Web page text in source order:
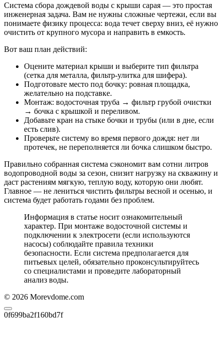
Система сбора дождевой воды с крыши сарая — это простая
инженерная задача. Вам не нужны сложные чертежи, если вы
понимаете физику процесса: вода течет сверху вниз, её нужно
очистить от крупного мусора и направить в емкость.
Вот ваш план действий:
Оцените материал крыши и выберите тип фильтра
(сетка для металла, фильтр-улитка для шифера).
Подготовьте место под бочку: ровная площадка,
желательно на подставке.
Монтаж: водосточная труба → фильтр грубой очистки
→ бочка с крышкой и переливом.
Добавьте кран на стыке бочки и трубы (или в дне, если
есть слив).
Проверьте систему во время первого дождя: нет ли
протечек, не переполняется ли бочка слишком быстро.
Правильно собранная система сэкономит вам сотни литров
водопроводной воды за сезон, снизит нагрузку на скважину и
даст растениям мягкую, теплую воду, которую они любят.
Главное — не лениться чистить фильтры весной и осенью, и
система будет работать годами без проблем.
Информация в статье носит ознакомительный
характер. При монтаже водосточной системы и
подключении к электросети (если используются
насосы) соблюдайте правила техники
безопасности. Если система предполагается для
питьевых целей, обязательно проконсультируйтесь
со специалистами и проведите лабораторный
анализ воды.
© 2026 Morevdome.com
0f699ba2f160bd7f